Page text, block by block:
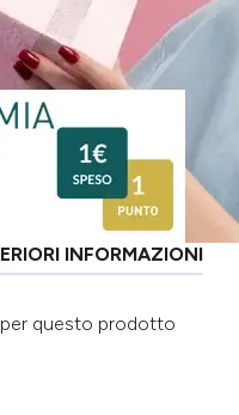
INFORMAZIONI
questo prodotto